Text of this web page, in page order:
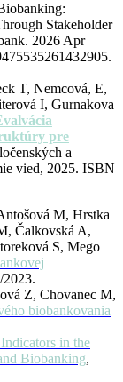
Stakeholder
2026 Apr
T, Nemcová, E,
I, Gurnakova
pre
a
vied, 2025. ISBN
M, Hrstka
Čalkovská A,
S, Mego
Z, Chovanec M,
biobankovania
in the
Biobanking,